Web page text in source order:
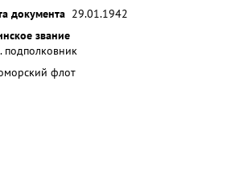
документа 29.01.1942
звание
подполковник
флот